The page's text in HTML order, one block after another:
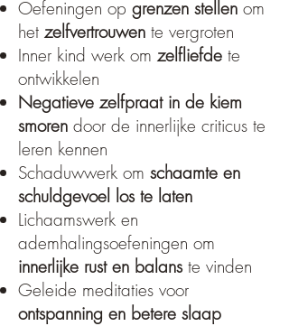
Oefeningen op grenzen stellen om
het zelfvertrouwen te vergroten
Inner kind werk om zelfliefde te
ontwikkelen
Negatieve zelfpraat in de kiem
smoren door de innerlijke criticus te
leren kennen
Schaduwwerk om schaamte en
schuldgevoel los te laten
Lichaamswerk en
ademhalingsoefeningen om
innerlijke rust en balanste vinden
Geleide meditaties voor
ontspanning en betere slaap